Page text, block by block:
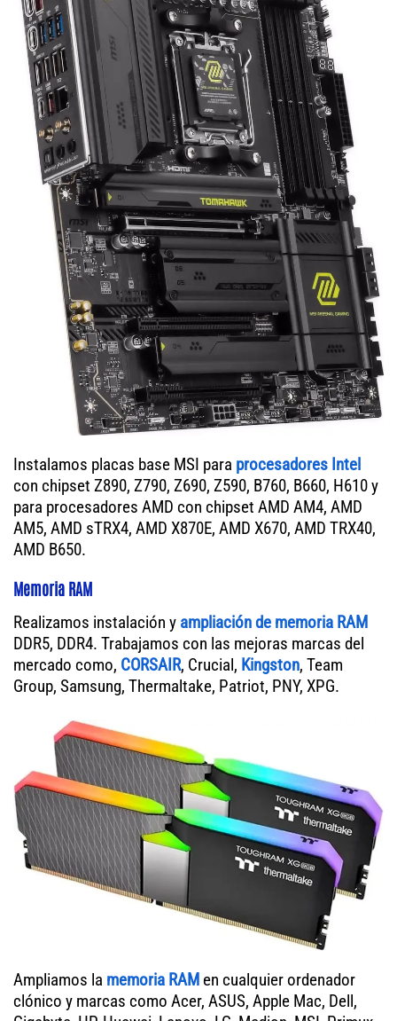
Instalamos placas base MSI para procesadores Intel
con chipset Z890, Z790, Z690, Z590, B760, B660, H610 y
para procesadores AMD con chipset AMD AM4, AMD
AM5, AMD sTRX4, AMD X870E, AMD X670, AMD TRX40,
AMD B650.
Memoria RAM
Realizamos instalación y ampliación de memoria RAM
DDR5, DDR4. Trabajamos con las mejoras marcas del
mercado como, CORSAIR, Crucial, Kingston, Team
Group, Samsung, Thermaltake, Patriot, PNY, XPG.
Ampliamos la memoria RAM en cualquier ordenador
clónico y marcas como Acer, ASUS, Apple Mac, Dell,